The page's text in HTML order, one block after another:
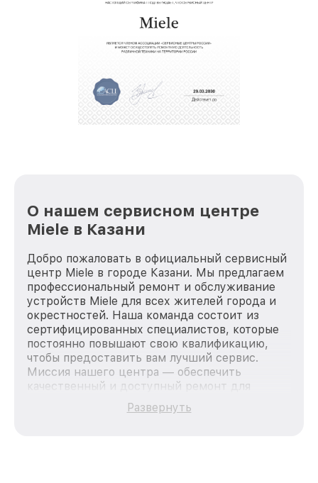
обеспечат доставку устройств в сервис в
За годы своей деятельности мы получали только
репутацию. Мы постоянно совершенствуемся и
стараемся каждый день делать наш сервис еще
О нашем сервисном центре
Miele в Казани
Добро пожаловать в официальный сервисный
центр Miele в городе Казани. Мы предлагаем
профессиональный ремонт и обслуживание
устройств Miele для всех жителей города и
окрестностей. Наша команда состоит из
сертифицированных специалистов, которые
постоянно повышают свою квалификацию,
чтобы предоставить вам лучший сервис.
Миссия нашего центра — обеспечить
качественный и доступный ремонт для
каждого пользователя продукции Miele, вне
зависимости от сложности поломки. Мы
Развернуть